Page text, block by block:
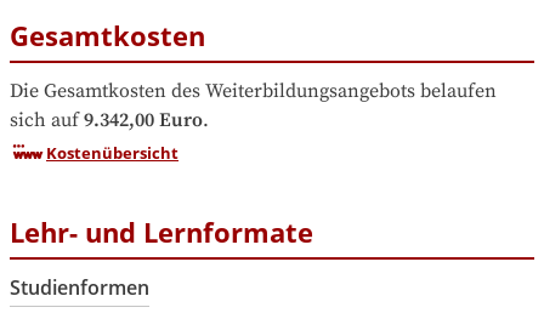
Gesamtkosten
Die Gesamtkosten des Weiterbildungsangebots belaufen
sich auf 9.342,00 Euro.
Kostenübersicht
Lehr- und Lernformate
Studienformen